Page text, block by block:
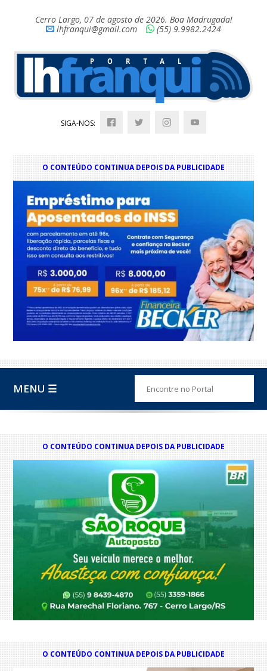
Cerro Largo, 07 de agosto de 2026. Boa Madrugada!
lhfranqui@gmail.com
(55) 9.9982.2424
SIGA-NOS:
O CONTEÚDO CONTINUA DEPOIS DA PUBLICIDADE
MENU ☰
O CONTEÚDO CONTINUA DEPOIS DA PUBLICIDADE
O CONTEÚDO CONTINUA DEPOIS DA PUBLICIDADE